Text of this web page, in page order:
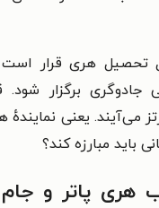
تحصیل هری قرار است
جادوگری برگزار شود.
می‌آیند. یعنی
باید مبارزه کند؟
هری پاتر و